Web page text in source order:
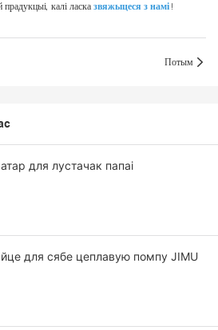
калі ласка звяжыцеся з намі !
Потым
для лустачак папаі
для сябе цеплавую помпу JIMU